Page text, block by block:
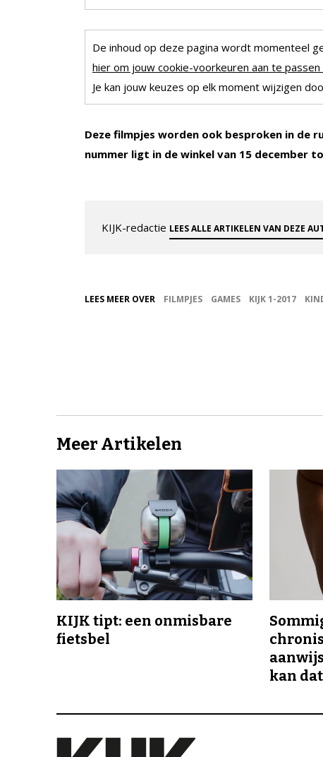
De inhoud op deze pagina wordt momenteel
hier om jouw cookie-voorkeuren aan te
Je kan jouw keuzes op elk moment wijzigen
Deze filmpjes worden ook besproken in de
nummer ligt in de winkel van 15 december
KIJK-redactie LEES ALLE ARTIKELEN VAN DEZE
LEES MEER OVER FILMPJES GAMES KIJK 1-2017
Meer Artikelen
KIJK tipt: een onmisbare
fietsbel
kan